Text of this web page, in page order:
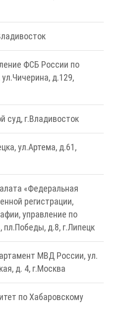
ФСБ России по
д.129,
суд, г.Владивосток
ул.Артема, д.61,
«Федеральная
регистрации,
управление по
пл.Победы, д.8, г.Липецк
МВД России, ул.
д. 4, г.Москва
по Хабаровскому